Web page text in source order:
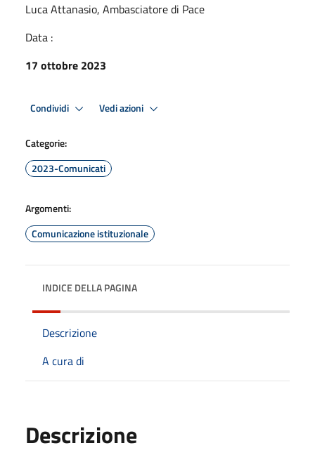
Luca Attanasio, Ambasciatore di Pace
Data :
17 ottobre 2023
Condividi Vedi azioni
Categorie:
2023-Comunicati
Argomenti:
Comunicazione istituzionale
INDICE DELLA PAGINA
Descrizione
A cura di
Descrizione